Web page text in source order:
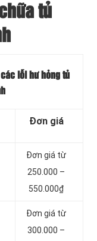
tủ
lỗi hư hỏng tủ
Đơn giá
Đơn giá từ
250.000 –
550.000₫
Đơn giá từ
300.000 –